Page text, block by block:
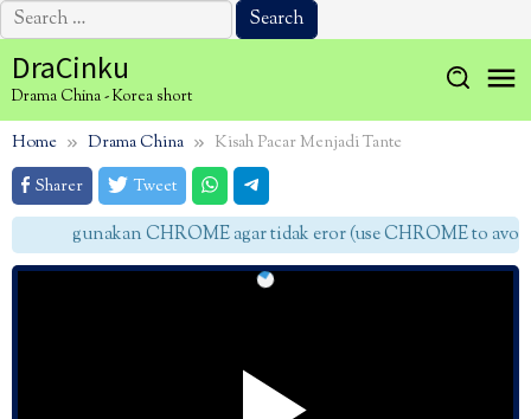
Search
for:
to
content
DraCinku
Drama China - Korea short
Home Drama China
Kisah Pacar Menjadi Tante
Sharer
Tweet
gunakan CHROME agar tidak eror (use CHROME to avoid